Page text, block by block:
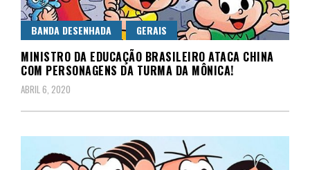
BANDA DESENHADA GERAIS
MINISTRO DA EDUCAÇÃO BRASILEIRO ATACA CHINA
COM PERSONAGENS DA TURMA DA MÔNICA!
ABRIL 6, 2020